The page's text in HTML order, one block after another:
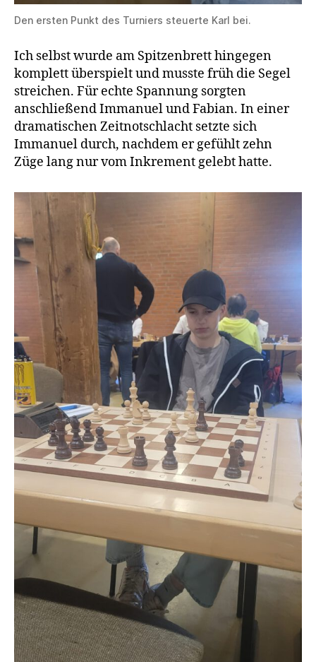
Den ersten Punkt des Turniers steuerte Karl bei.
Ich selbst wurde am Spitzenbrett hingegen
komplett überspielt und musste früh die Segel
streichen. Für echte Spannung sorgten
anschließend Immanuel und Fabian. In einer
dramatischen Zeitnotschlacht setzte sich
Immanuel durch, nachdem er gefühlt zehn
Züge lang nur vom Inkrement gelebt hatte.